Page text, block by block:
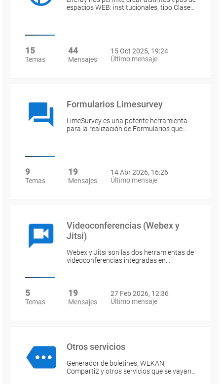
espacios WEB: institucionales, tipo Clase…
15
Temas
44
Mensajes
15 Oct 2025, 19:24
Último mensaje
Formularios Limesurvey
LimeSurvey es una potente herramienta
para la realización de Formularios que…
9
Temas
19
Mensajes
14 Abr 2026, 16:26
Último mensaje
Videoconferencias (Webex y
Jitsi)
Webex y Jitsi son las dos herramientas de
videoconferencias integradas en…
5
Temas
19
Mensajes
27 Feb 2026, 12:36
Último mensaje
Otros servicios
Generador de boletines, WEKAN,
Comparti2 y otros servicios que se vayan…